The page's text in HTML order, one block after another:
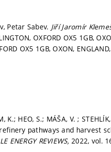
Petar Sabev. Jiří Jaromír
OXFORD OX5 1GB,
OX5 1GB, OXON,
K.; HEO, S.; MÁŠA, V. ;
pathways and harvest
ENERGY REVIEWS,2022, vol.